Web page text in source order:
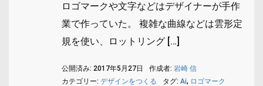
ロゴマークや文字などはデザイナーが手作
業で作っていた。 複雑な曲線などは雲形定
規を使い、ロットリング […]
公開済み: 2017年5月27日 作成者: 岩崎 信
カテゴリー: デザインをつくる タグ: Ai, ロゴマーク